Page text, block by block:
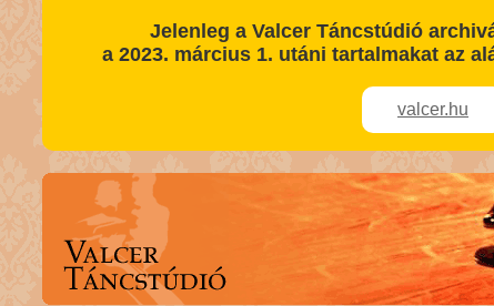
Jelenleg a Valcer Táncstúdió
a 2023. március 1. utáni tartalmakat az
valcer.hu